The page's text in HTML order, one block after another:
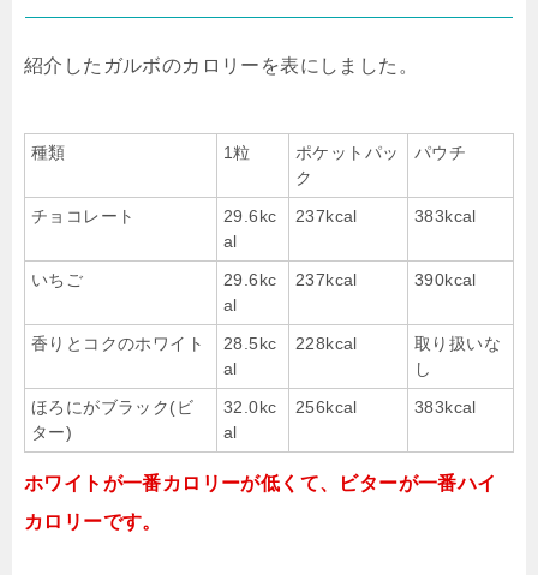
紹介したガルボのカロリーを表にしました。
種類 1粒
ポケットパッ
ク
パウチ
チョコレート
29.6kc
al
237kcal 383kcal
いちご
29.6kc
al
237kcal 390kcal
香りとコクのホワイト
28.5kc
al
228kcal
取り扱いな
し
ほろにがブラック(ビ
ター)
32.0kc
al
256kcal 383kcal
ホワイトが一番カロリーが低くて、ビターが一番ハイ
カロリーです。